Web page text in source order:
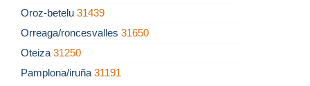
Oroz-betelu 31439
Orreaga/roncesvalles 31650
Oteiza 31250
Pamplona/iruña 31191